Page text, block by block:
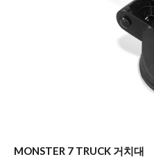
MONSTER 7 TRUCK 거치대